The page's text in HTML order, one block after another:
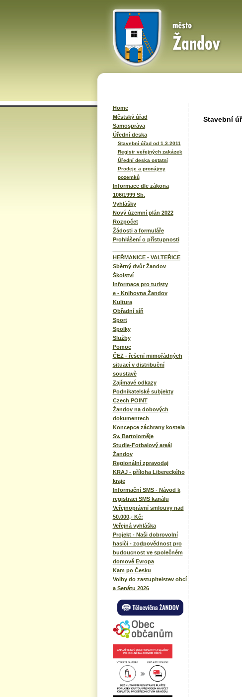
Home
Městský úřad
Samospráva
Úřední deska
Stavební úřad od 1.3.2011
Registr veřejných zakázek
Úřední deska ostatní
Prodeje a pronájmy
pozemků
Informace dle zákona
106/1999 Sb.
Vyhlášky
Nový územní plán 2022
Rozpočet
Žádosti a formuláře
Prohlášení o přístupnosti
HEŘMANICE - VALTEŘICE
Sběrný dvůr Žandov
Školství
Informace pro turisty
e - Knihovna Žandov
Kultura
Obřadní síň
Sport
Spolky
Služby
Pomoc
ČEZ - řešení mimořádných
situací v distribuční
soustavě
Zajímavé odkazy
Podnikatelské subjekty
Czech POINT
Žandov na dobových
dokumentech
Koncepce záchrany kostela
Sv. Bartoloměje
Studie-Fotbalový areál
Žandov
Regionální zpravodaj
KRAJ - příloha Libereckého
kraje
Informační SMS - Návod k
registraci SMS kanálu
Veřejnoprávní smlouvy nad
50.000,- Kč:
Veřejná vyhláška
Projekt - Naši dobrovolní
hasiči - zodpovědnost pro
budoucnost ve společném
domově Evropa
Kam po Česku
Volby do zastupitelstev obcí
a Senátu 2026
Stavební